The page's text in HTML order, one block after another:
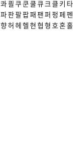
콰쾰 쿠쿤쿨큐 크 클 키 타
파판팔팝패팬퍼 펑 페펜
향허 헤헬현 협 형 호혼홀